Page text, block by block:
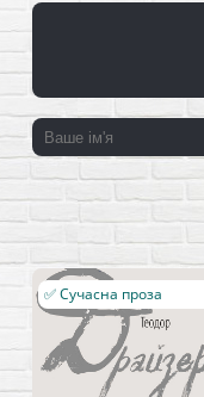
✅ Сучасна проза